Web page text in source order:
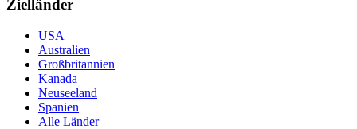
Zielländer
USA
Australien
Großbritannien
Kanada
Neuseeland
Spanien
Alle Länder